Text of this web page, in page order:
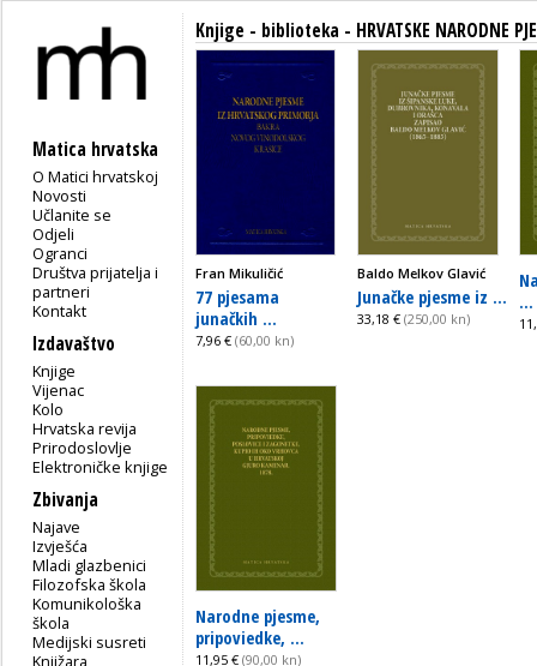
Matica hrvatska
O Matici hrvatskoj
Novosti
Učlanite se
Odjeli
Ogranci
Društva prijatelja i
partneri
Kontakt
Izdavaštvo
Knjige
Vijenac
Kolo
Hrvatska revija
Prirodoslovlje
Elektroničke knjige
Zbivanja
Najave
Izvješća
Mladi glazbenici
Filozofska škola
Komunikološka
škola
Medijski susreti
Knjižara
Knjige - biblioteka - HRVATSKE NARODNE
Fran Mikuličić
77 pjesama
junačkih ...
7,96 € (60,00 kn)
Baldo Melkov Glavić
Junačke pjesme iz ...
33,18 € (250,00 kn)
...
Narodne pjesme,
pripoviedke, ...
11,95 € (90,00 kn)